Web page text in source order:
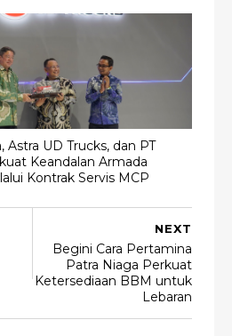
Astra UD Trucks, dan PT
Keandalan Armada
Kontrak Servis MCP
NEXT
Begini Cara Pertamina
Patra Niaga Perkuat
Ketersediaan BBM untuk
Lebaran